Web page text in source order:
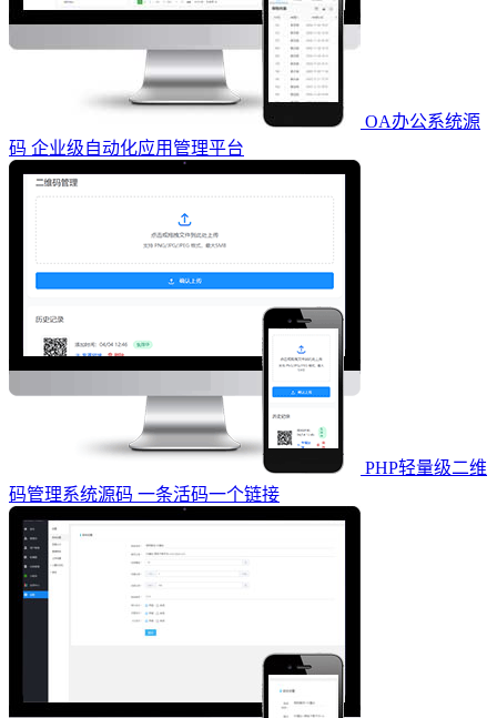
OA办公系统源
码 企业级自动化应用管理平台
PHP轻量级二维
码管理系统源码 一条活码一个链接